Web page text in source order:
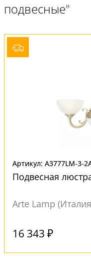
подвесные"
Артикул: A3777LM-3-
Подвесная
Arte Lamp
16 343 ₽